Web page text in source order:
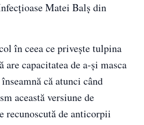
Matei Balș din
în ceea ce privește tulpina
are capacitatea de a-şi masca
că atunci când
această versiune de
recunoscută de anticorpii